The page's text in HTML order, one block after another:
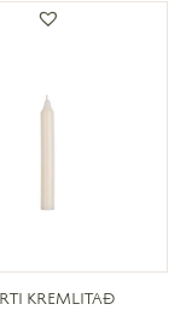
KREMLITAÐ